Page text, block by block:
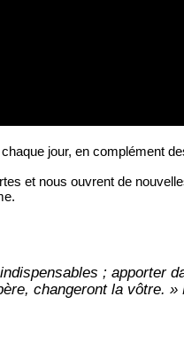
jour, en complément
et nous ouvrent de
; apporter
changeront la vôtre. »